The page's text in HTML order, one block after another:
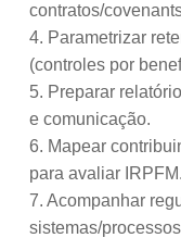
contratos/
4. Parametrizar
(controles por
5. Preparar
e comunicação.
6. Mapear
para avaliar IRPFM.
7. Acompanhar
sistemas/